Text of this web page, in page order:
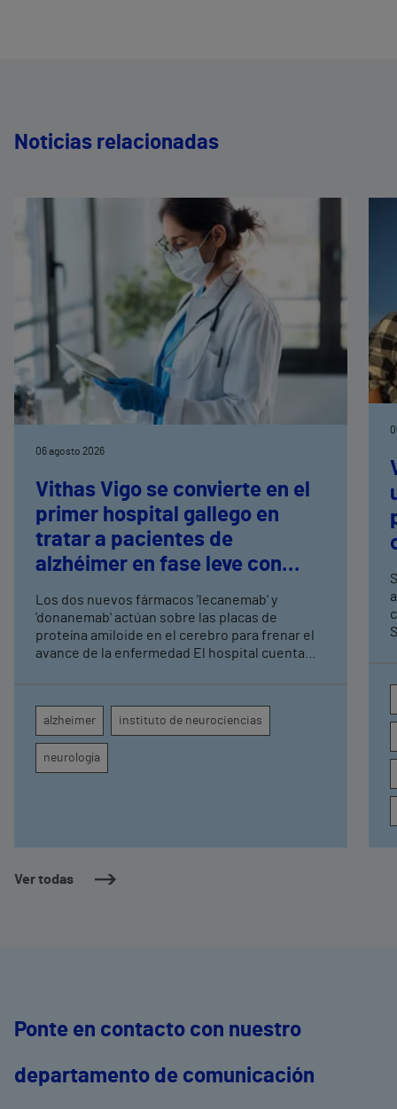
Noticias relacionadas
Ver todas
06 agosto 2026
Vithas Vigo se convierte en el
primer hospital gallego en
tratar a pacientes de
alzhéimer en fase leve con
terapias antiamiloide
Los dos nuevos fármacos 'lecanemab' y
'donanemab' actúan sobre las placas de
proteína amiloide en el cerebro para frenar el
avance de la enfermedad El hospital cuenta
seguimiento clínico de cada paciente
alzheimer instituto de neurociencias
neurología
Ponte en contacto con nuestro
departamento de comunicación